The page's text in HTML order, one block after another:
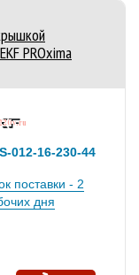
PROxima
012-16-230-44
поставки - 2
дня